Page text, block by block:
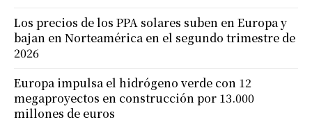
Los precios de los PPA solares suben en Europa y
bajan en Norteamérica en el segundo trimestre de
2026
Europa impulsa el hidrógeno verde con 12
megaproyectos en construcción por 13.000
millones de euros